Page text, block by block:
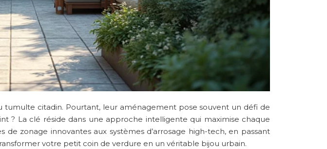
citadin. Pourtant, leur aménagement pose souvent un défi de
? La clé réside dans une approche intelligente qui maximise chaque
zonage innovantes aux systèmes d’arrosage high-tech, en passant
votre petit coin de verdure en un véritable bijou urbain.